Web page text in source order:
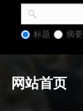
标题 摘要
网站首页